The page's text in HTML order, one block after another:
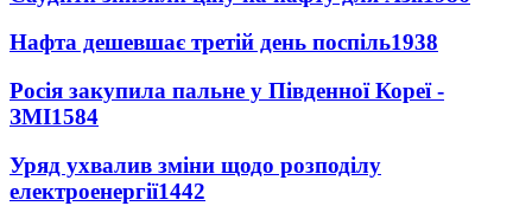
Нафта дешевшає третій день поспіль1938
Росія закупила пальне у Південної Кореї -
ЗМІ1584
Уряд ухвалив зміни щодо розподілу
електроенергії1442